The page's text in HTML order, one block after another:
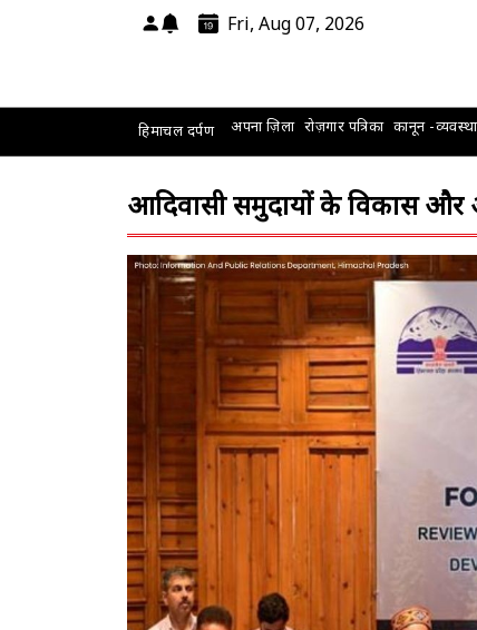
Fri, Aug 07, 2026
हिमाचल दर्पण अपना ज़िला रोज़गार पत्रिका कानून -व्यवस्था
आदिवासी समुदायों के विकास और